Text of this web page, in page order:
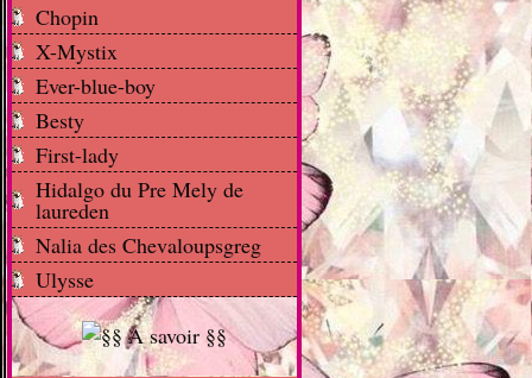
Chopin
X-Mystix
Ever-blue-boy
Besty
First-lady
Hidalgo du Pre Mely de
laureden
Nalia des Chevaloupsgreg
Ulysse